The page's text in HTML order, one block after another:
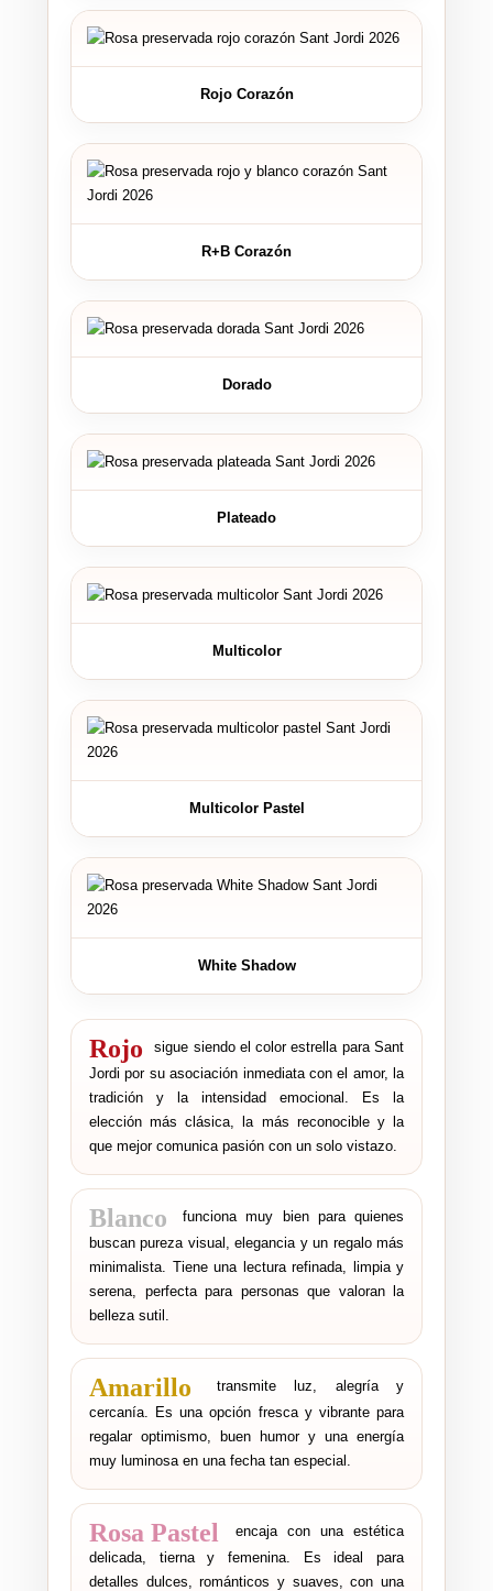
Rojo Corazón
R+B Corazón
Dorado
Plateado
Multicolor
Multicolor Pastel
White Shadow
Rojo
sigue siendo el color estrella para Sant
Jordi por su asociación inmediata con el amor, la
tradición y la intensidad emocional. Es la
elección más clásica, la más reconocible y la
que mejor comunica pasión con un solo vistazo.
Blanco
funciona muy bien para quienes
buscan pureza visual, elegancia y un regalo más
minimalista. Tiene una lectura refinada, limpia y
serena, perfecta para personas que valoran la
belleza sutil.
Amarillo
transmite luz, alegría y
cercanía. Es una opción fresca y vibrante para
regalar optimismo, buen humor y una energía
muy luminosa en una fecha tan especial.
Rosa Pastel
encaja con una estética
delicada, tierna y femenina. Es ideal para
detalles dulces, románticos y suaves, con una